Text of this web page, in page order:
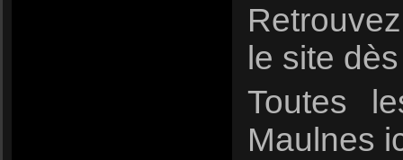
le site
Toutes
Maulnes